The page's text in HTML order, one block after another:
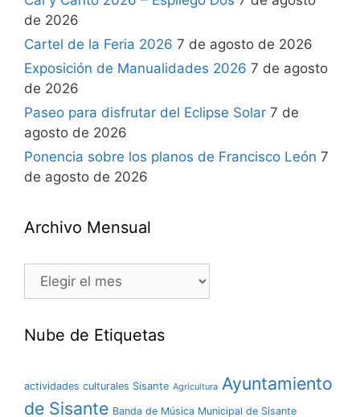
de 2026
Cartel de la Feria 2026 7 de agosto de 2026
Exposición de Manualidades 2026 7 de agosto
de 2026
Paseo para disfrutar del Eclipse Solar 7 de
agosto de 2026
Ponencia sobre los planos de Francisco León 7
de agosto de 2026
Archivo Mensual
Nube de Etiquetas
actividades culturales Sisante Agricultura Ayuntamiento
de Sisante Banda de Música Municipal de Sisante